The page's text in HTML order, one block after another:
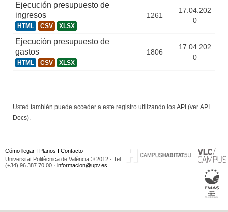
Ejecución presupuesto de
ingresos
HTML CSV XLSX
1261
17.04.202
0
Ejecución presupuesto de
gastos
HTML CSV XLSX
1806
17.04.202
0
Usted también puede acceder a este registro utilizando los API (ver API
Docs).
Cómo llegar I Planos I Contacto
Universitat Politècnica de València © 2012 · Tel.
(+34) 96 387 70 00 · informacion@upv.es